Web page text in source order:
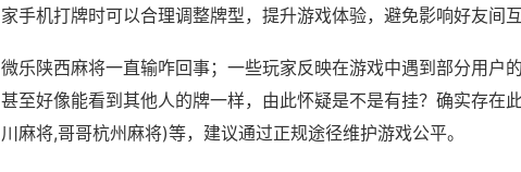
家手机打牌时可以合理调整牌型，提升游戏体验，避免影响好友间互
微乐陕西麻将一直输咋回事；一些玩家反映在游戏中遇到部分用户
甚至好像能看到其他人的牌一样，由此怀疑是不是有挂？确实存在
川麻将,哥哥杭州麻将)等，建议通过正规途径维护游戏公平。